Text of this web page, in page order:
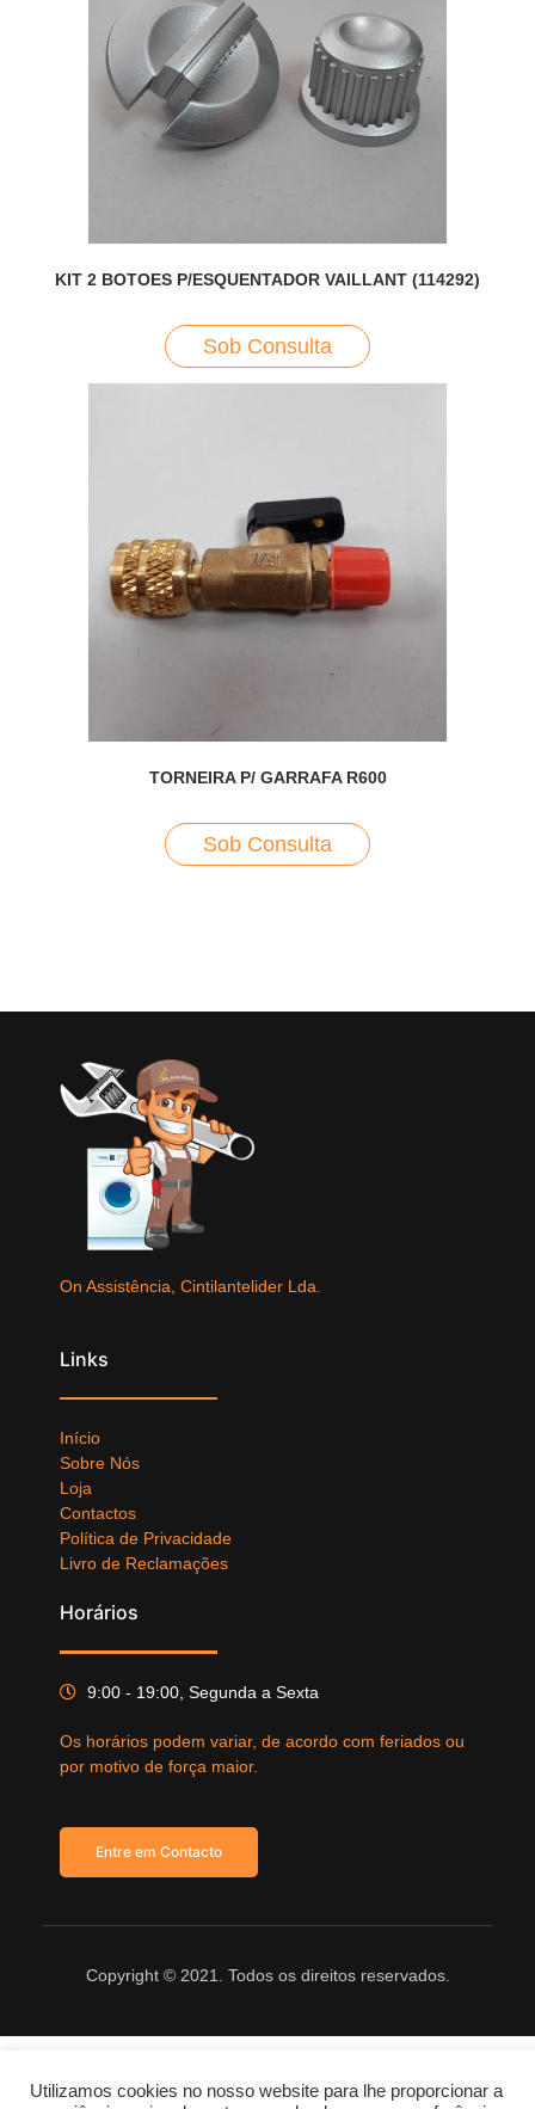
KIT 2 BOTOES P/ESQUENTADOR VAILLANT (114292)
Sob Consulta
TORNEIRA P/ GARRAFA R600
Sob Consulta
On Assistência, Cintilantelider Lda.
Links
Início
Sobre Nós
Loja
Contactos
Política de Privacidade
Livro de Reclamações
Horários
9:00 - 19:00, Segunda a Sexta
Os horários podem variar, de acordo com feriados ou
por motivo de força maior.
Entre em Contacto
Copyright © 2021. Todos os direitos reservados.
Utilizamos cookies no nosso website para lhe proporcionar a